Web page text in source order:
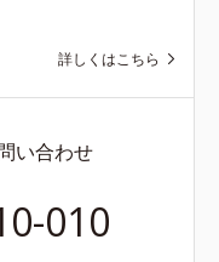
詳しくはこちら
い合わせ
010